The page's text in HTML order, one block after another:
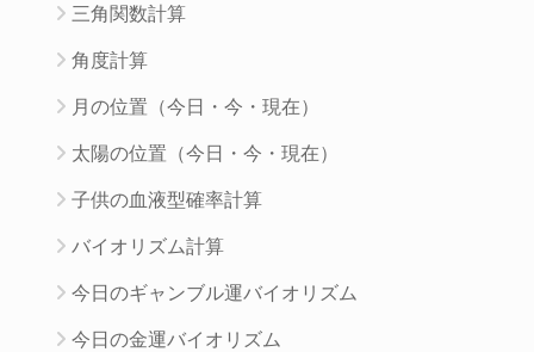
三角関数計算
角度計算
月の位置（今日・今・現在）
太陽の位置（今日・今・現在）
子供の血液型確率計算
バイオリズム計算
今日のギャンブル運バイオリズム
今日の金運バイオリズム